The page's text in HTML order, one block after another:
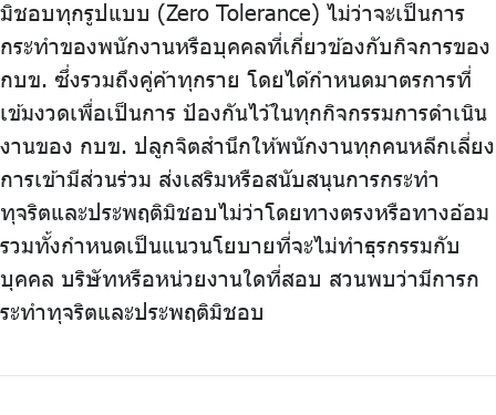
มิชอบทุกรูปแบบ (Zero Tolerance) ไม่ว่าจะเป็นการ
กระทำของพนักงานหรือบุคคลที่เกี่ยวข้องกับกิจการของ
กบข. ซึ่งรวมถึงคู่ค้าทุกราย โดยได้กำหนดมาตรการที่
เข้มงวดเพื่อเป็นการ ป้องกันไว้ในทุกกิจกรรมการดำเนิน
งานของ กบข. ปลูกจิตสำนึกให้พนักงานทุกคนหลีกเลี่ยง
การเข้ามีส่วนร่วม ส่งเสริมหรือสนับสนุนการกระทำ
ทุจริตและประพฤติมิชอบไม่ว่าโดยทางตรงหรือทางอ้อม
รวมทั้งกำหนดเป็นแนวนโยบายที่จะไม่ทำธุรกรรมกับ
บุคคล บริษัทหรือหน่วยงานใดที่สอบ สวนพบว่ามีการก
ระทำทุจริตและประพฤติมิชอบ